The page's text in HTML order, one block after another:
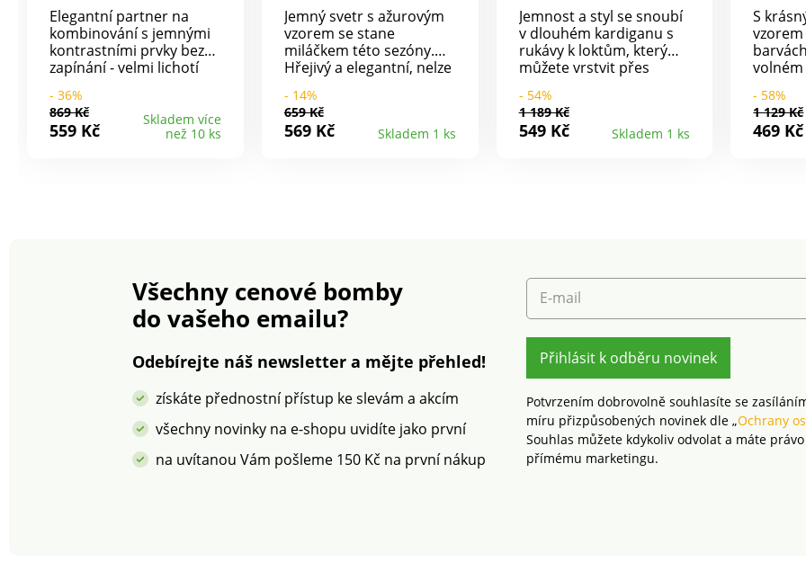
Elegantní partner na
kombinování s jemnými
kontrastními prvky bez
zapínání - velmi lichotí
cm. 100% polyakryl.
- 36%
869 Kč
559 Kč
Skladem více
než 10 ks
Jemný svetr s ažurovým
vzorem se stane
miláčkem této sezóny.
Hřejivý a elegantní, nelze
Originální pletený vzor.
Kulatý výstřih.
Celopropínací na knoflíky
- 14%
659 Kč
569 Kč Skladem 1 ks
Jemnost a styl se snoubí
v dlouhém kardiganu s
rukávy k loktům, který
můžete vrstvit přes
Rolované zakončení, bez
zapínání. 2 našité kapsy.
Rovný spodní lem. Lze
- 54%
1 189 Kč
549 Kč Skladem 1 ks
S
na tělo,
Volný
- 58%
1 129 Kč
469 Kč
Všechny cenové bomby
do vašeho emailu?
Odebírejte náš newsletter a mějte přehled!
získáte přednostní přístup ke slevám a akcím
všechny novinky na e-shopu uvidíte jako první
na uvítanou Vám pošleme 150 Kč na první nákup
E-mail
Přihlásit k odběru novinek
Potvrzením dobrovolně souhlasíte se
míru přizpůsobených novinek dle „Ochrany
Souhlas můžete kdykoliv odvolat a máte
přímému marketingu.